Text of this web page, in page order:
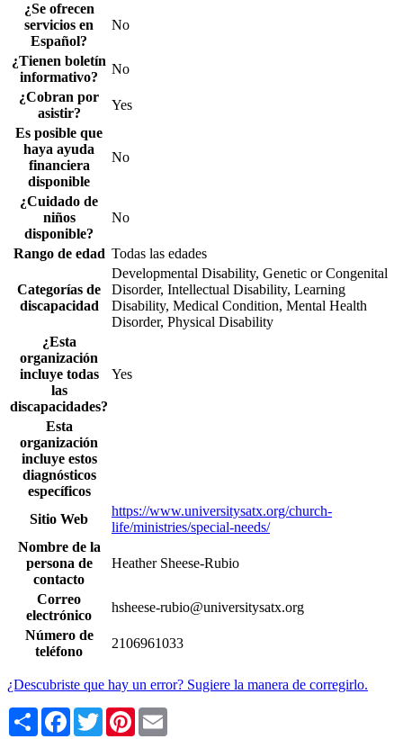
¿Se ofrecen
servicios en
Español?
No
¿Tienen boletín
informativo?
No
¿Cobran por
asistir?
Yes
Es posible que
haya ayuda
financiera
disponible
No
¿Cuidado de
niños
disponible?
No
Rango de edad Todas las edades
Categorías de
discapacidad
Developmental Disability, Genetic or Congenital
Disorder, Intellectual Disability, Learning
Disability, Medical Condition, Mental Health
Disorder, Physical Disability
¿Esta
organización
incluye todas
las
discapacidades?
Yes
Esta
organización
incluye estos
diagnósticos
específicos
Sitio Web
https://www.universitysatx.org/church-
life/ministries/special-needs/
Nombre de la
persona de
contacto
Heather Sheese-Rubio
Correo
electrónico
hsheese-rubio@universitysatx.org
Número de
teléfono
2106961033
¿Descubriste que hay un error? Sugiere la manera de corregirlo.
Share Facebook
TwitterPinterest